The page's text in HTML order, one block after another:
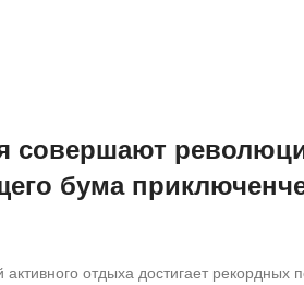
совершают
бума
отдыха достигает рекордных